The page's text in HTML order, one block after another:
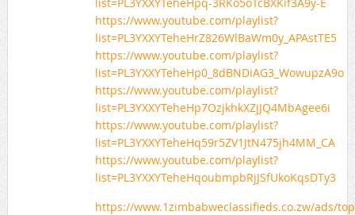
https://www.youtube.com/playlist?
list=PL3YXXYTeheHrZ826WlBaWm0y_APAstTE5
https://www.youtube.com/playlist?
list=PL3YXXYTeheHp0_8dBNDiAG3_WowupzA9o
https://www.youtube.com/playlist?
list=PL3YXXYTeheHp7OzjkhkXZjJQ4MbAgee6i
https://www.youtube.com/playlist?
list=PL3YXXYTeheHq59r5ZV1JtN475jh4MM_CA
https://www.youtube.com/playlist?
list=PL3YXXYTeheHqoubmpbRjJSfUkoKqsDTy3
https://www.1zimbabweclassifieds.co.zw/ads/